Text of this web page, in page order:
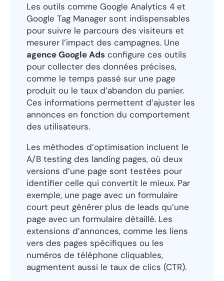
Les outils comme Google Analytics 4 et
Google Tag Manager sont indispensables
pour suivre le parcours des visiteurs et
mesurer l’impact des campagnes. Une
agence Google Ads configure ces outils
pour collecter des données précises,
comme le temps passé sur une page
produit ou le taux d’abandon du panier.
Ces informations permettent d’ajuster les
annonces en fonction du comportement
des utilisateurs.
Les méthodes d’optimisation incluent le
A/B testing des landing pages, où deux
versions d’une page sont testées pour
identifier celle qui convertit le mieux. Par
exemple, une page avec un formulaire
court peut générer plus de leads qu’une
page avec un formulaire détaillé. Les
extensions d’annonces, comme les liens
vers des pages spécifiques ou les
numéros de téléphone cliquables,
augmentent aussi le taux de clics (CTR).